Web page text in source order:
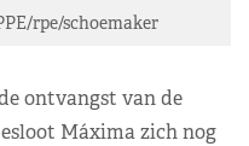
rpe/schoemaker
ontvangst van de
Máxima zich nog